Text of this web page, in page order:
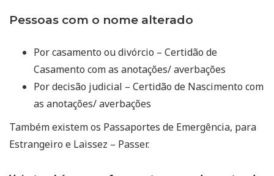
Pessoas com o nome alterado
Por casamento ou divórcio – Certidão de
Casamento com as anotações/ averbações
Por decisão judicial – Certidão de Nascimento com
as anotações/ averbações
Também existem os Passaportes de Emergência, para
Estrangeiro e Laissez – Passer.